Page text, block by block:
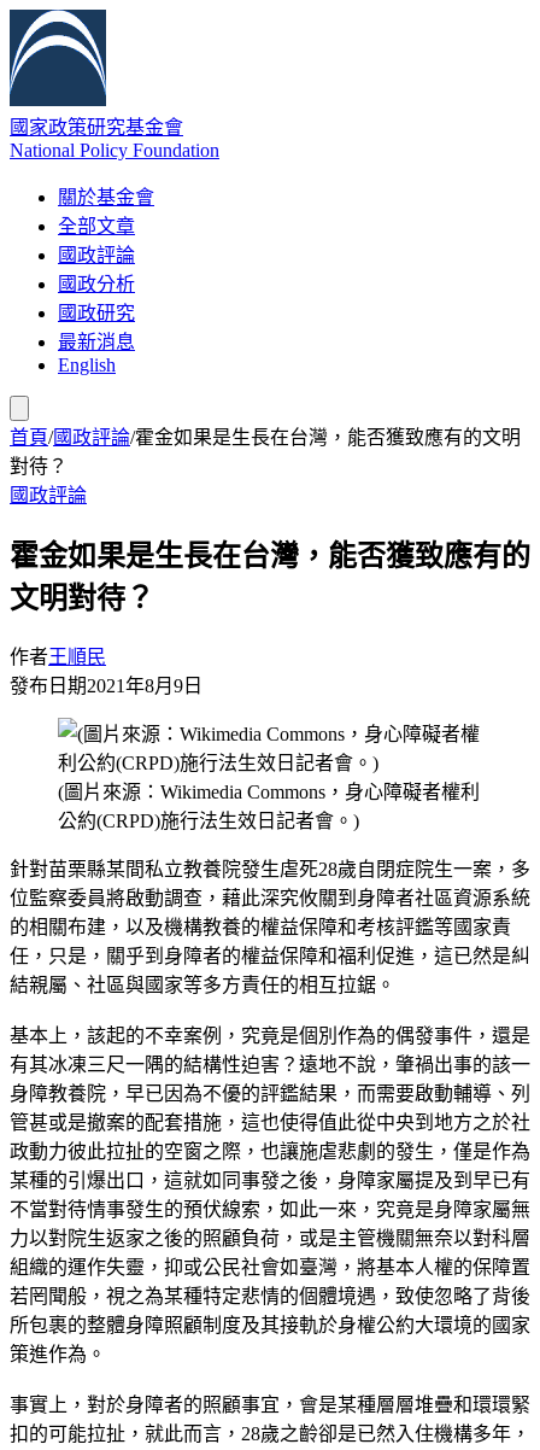
國家政策研究基金會
National Policy Foundation
關於基金會
全部文章
國政評論
國政分析
國政研究
最新消息
English
首頁/國政評論/霍金如果是生長在台灣，能否獲致應有的文明
對待？
國政評論
霍金如果是生長在台灣，能否獲致應有的
文明對待？
作者王順民
發布日期2021年8月9日
(圖片來源：Wikimedia Commons，身心障礙者權利
公約(CRPD)施行法生效日記者會。)
針對苗栗縣某間私立教養院發生虐死28歲自閉症院生一案，多
位監察委員將啟動調查，藉此深究攸關到身障者社區資源系統
的相關布建，以及機構教養的權益保障和考核評鑑等國家責
任，只是，關乎到身障者的權益保障和福利促進，這已然是糾
結親屬、社區與國家等多方責任的相互拉鋸。
基本上，該起的不幸案例，究竟是個別作為的偶發事件，還是
有其冰凍三尺一隅的結構性迫害？遠地不說，肇禍出事的該一
身障教養院，早已因為不優的評鑑結果，而需要啟動輔導、列
管甚或是撤案的配套措施，這也使得值此從中央到地方之於社
政動力彼此拉扯的空窗之際，也讓施虐悲劇的發生，僅是作為
某種的引爆出口，這就如同事發之後，身障家屬提及到早已有
不當對待情事發生的預伏線索，如此一來，究竟是身障家屬無
力以對院生返家之後的照顧負荷，或是主管機關無奈以對科層
組織的運作失靈，抑或公民社會如臺灣，將基本人權的保障置
若罔聞般，視之為某種特定悲情的個體境遇，致使忽略了背後
所包裹的整體身障照顧制度及其接軌於身權公約大環境的國家
策進作為。
事實上，對於身障者的照顧事宜，會是某種層層堆疊和環環緊
扣的可能拉扯，就此而言，28歲之齡卻是已然入住機構多年，